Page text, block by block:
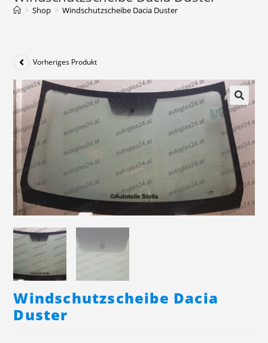
> Shop > Windschutzscheibe Dacia Duster
Vorheriges Produkt
🔍
Windschutzscheibe Dacia
Duster